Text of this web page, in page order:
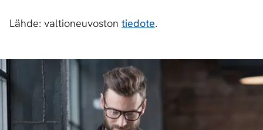
Lähde: valtioneuvoston tiedote.